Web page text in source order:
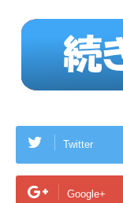
Twitter
Google+